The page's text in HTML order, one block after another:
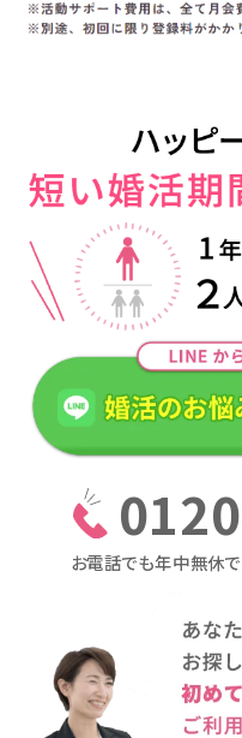
お電話でも年中無休